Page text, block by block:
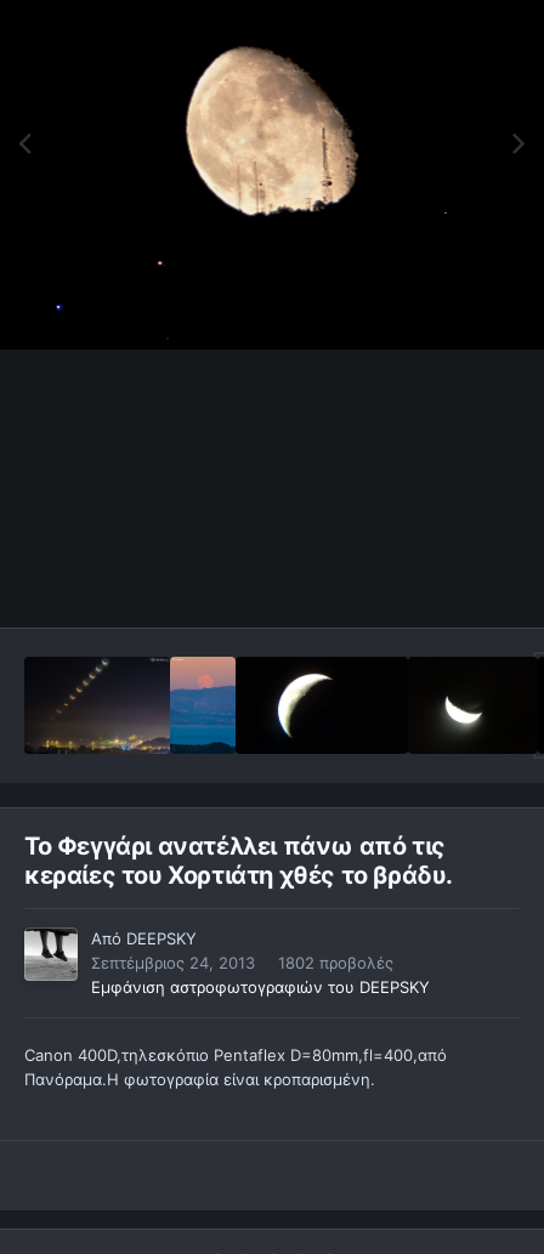
Το Φεγγάρι ανατέλλει πάνω από τις
κεραίες του Χορτιάτη χθές το βράδυ.
Από DEEPSKY
Σεπτέμβριος 24, 2013
1802 προβολές
Εμφάνιση αστροφωτογραφιών του DEEPSKY
Canon 400D,τηλεσκόπιο Pentaflex D=80mm,fl=400,από
Πανόραμα.Η φωτογραφία είναι κροπαρισμένη.